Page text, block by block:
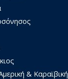
& Καραϊβική